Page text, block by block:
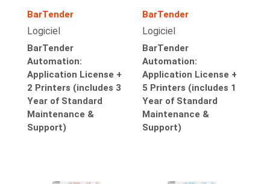
BarTender
Logiciel
BarTender
Automation:
Application License +
2 Printers (includes 3
Year of Standard
Maintenance &
Support)
BarTender
Logiciel
BarTender
Automation:
Application License +
5 Printers (includes 1
Year of Standard
Maintenance &
Support)